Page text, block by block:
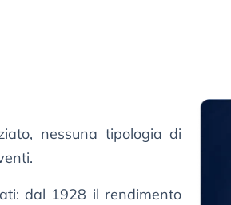
nessuna tipologia di
dal 1928 il rendimento